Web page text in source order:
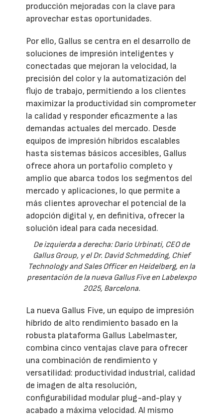
producción mejoradas con la clave para
aprovechar estas oportunidades.
Por ello, Gallus se centra en el desarrollo de
soluciones de impresión inteligentes y
conectadas que mejoran la velocidad, la
precisión del color y la automatización del
flujo de trabajo, permitiendo a los clientes
maximizar la productividad sin comprometer
la calidad y responder eficazmente a las
demandas actuales del mercado. Desde
equipos de impresión híbridos escalables
hasta sistemas básicos accesibles, Gallus
ofrece ahora un portafolio completo y
amplio que abarca todos los segmentos del
mercado y aplicaciones, lo que permite a
más clientes aprovechar el potencial de la
adopción digital y, en definitiva, ofrecer la
solución ideal para cada necesidad.
De izquierda a derecha: Dario Urbinati, CEO de
Gallus Group, y el Dr. David Schmedding, Chief
Technology and Sales Officer en Heidelberg, en la
presentación de la nueva Gallus Five en Labelexpo
2025, Barcelona.
La nueva Gallus Five, un equipo de impresión
híbrido de alto rendimiento basado en la
robusta plataforma Gallus Labelmaster,
combina cinco ventajas clave para ofrecer
una combinación de rendimiento y
versatilidad: productividad industrial, calidad
de imagen de alta resolución,
configurabilidad modular plug-and-play y
acabado a máxima velocidad. Al mismo